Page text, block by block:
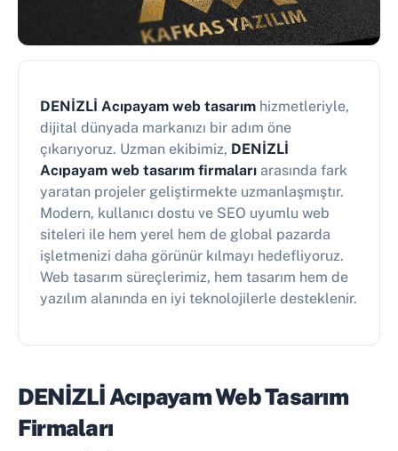
DENİZLİ Acıpayam web tasarım hizmetleriyle,
dijital dünyada markanızı bir adım öne
çıkarıyoruz. Uzman ekibimiz, DENİZLİ
Acıpayam web tasarım firmaları arasında fark
yaratan projeler geliştirmekte uzmanlaşmıştır.
Modern, kullanıcı dostu ve SEO uyumlu web
siteleri ile hem yerel hem de global pazarda
işletmenizi daha görünür kılmayı hedefliyoruz.
Web tasarım süreçlerimiz, hem tasarım hem de
yazılım alanında en iyi teknolojilerle desteklenir.
DENİZLİ Acıpayam Web Tasarım
Firmaları